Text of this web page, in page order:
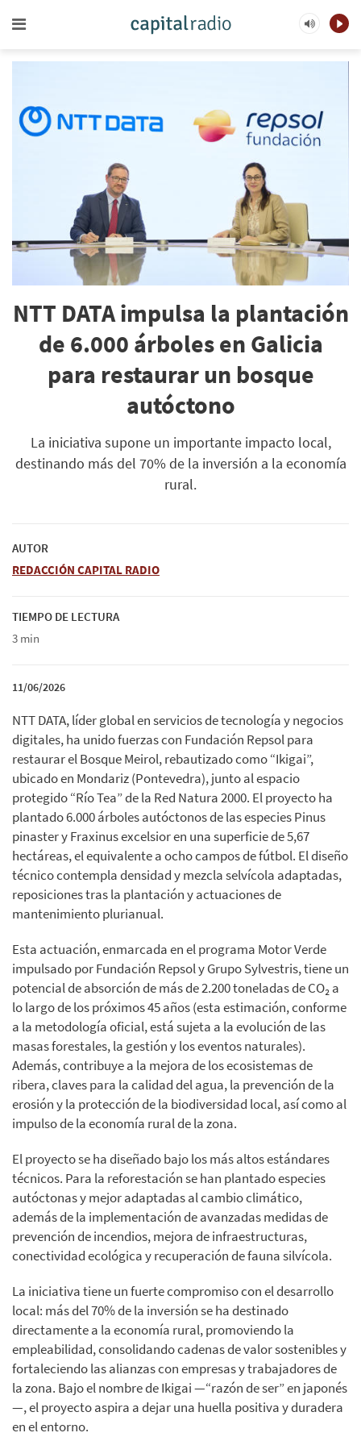
NTT DATA impulsa la plantación
de 6.000 árboles en Galicia
para restaurar un bosque
autóctono
La iniciativa supone un importante impacto local,
destinando más del 70% de la inversión a la economía
rural.
AUTOR
REDACCIÓN CAPITAL RADIO
TIEMPO DE LECTURA
3 min
11/06/2026
NTT DATA, líder global en servicios de tecnología y negocios
digitales, ha unido fuerzas con Fundación Repsol para
restaurar el Bosque Meirol, rebautizado como “Ikigai”,
ubicado en Mondariz (Pontevedra), junto al espacio
protegido “Río Tea” de la Red Natura 2000. El proyecto ha
plantado 6.000 árboles autóctonos de las especies Pinus
pinaster y Fraxinus excelsior en una superficie de 5,67
hectáreas, el equivalente a ocho campos de fútbol. El diseño
técnico contempla densidad y mezcla selvícola adaptadas,
reposiciones tras la plantación y actuaciones de
mantenimiento plurianual.
Esta actuación, enmarcada en el programa Motor Verde
impulsado por Fundación Repsol y Grupo Sylvestris, tiene un
potencial de absorción de más de 2.200 toneladas de CO₂ a
lo largo de los próximos 45 años (esta estimación, conforme
a la metodología oficial, está sujeta a la evolución de las
masas forestales, la gestión y los eventos naturales).
Además, contribuye a la mejora de los ecosistemas de
ribera, claves para la calidad del agua, la prevención de la
erosión y la protección de la biodiversidad local, así como al
impulso de la economía rural de la zona.
El proyecto se ha diseñado bajo los más altos estándares
técnicos. Para la reforestación se han plantado especies
autóctonas y mejor adaptadas al cambio climático,
además de la implementación de avanzadas medidas de
prevención de incendios, mejora de infraestructuras,
conectividad ecológica y recuperación de fauna silvícola.
La iniciativa tiene un fuerte compromiso con el desarrollo
local: más del 70% de la inversión se ha destinado
directamente a la economía rural, promoviendo la
empleabilidad, consolidando cadenas de valor sostenibles y
fortaleciendo las alianzas con empresas y trabajadores de
la zona. Bajo el nombre de Ikigai —“razón de ser” en japonés
—, el proyecto aspira a dejar una huella positiva y duradera
en el entorno.